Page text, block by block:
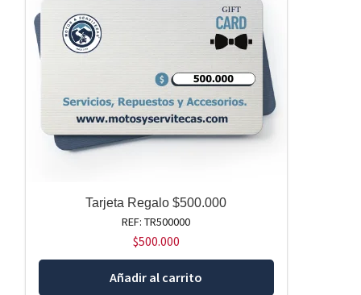
Tarjeta Regalo $500.000
REF: TR500000
$500.000
Añadir al carrito